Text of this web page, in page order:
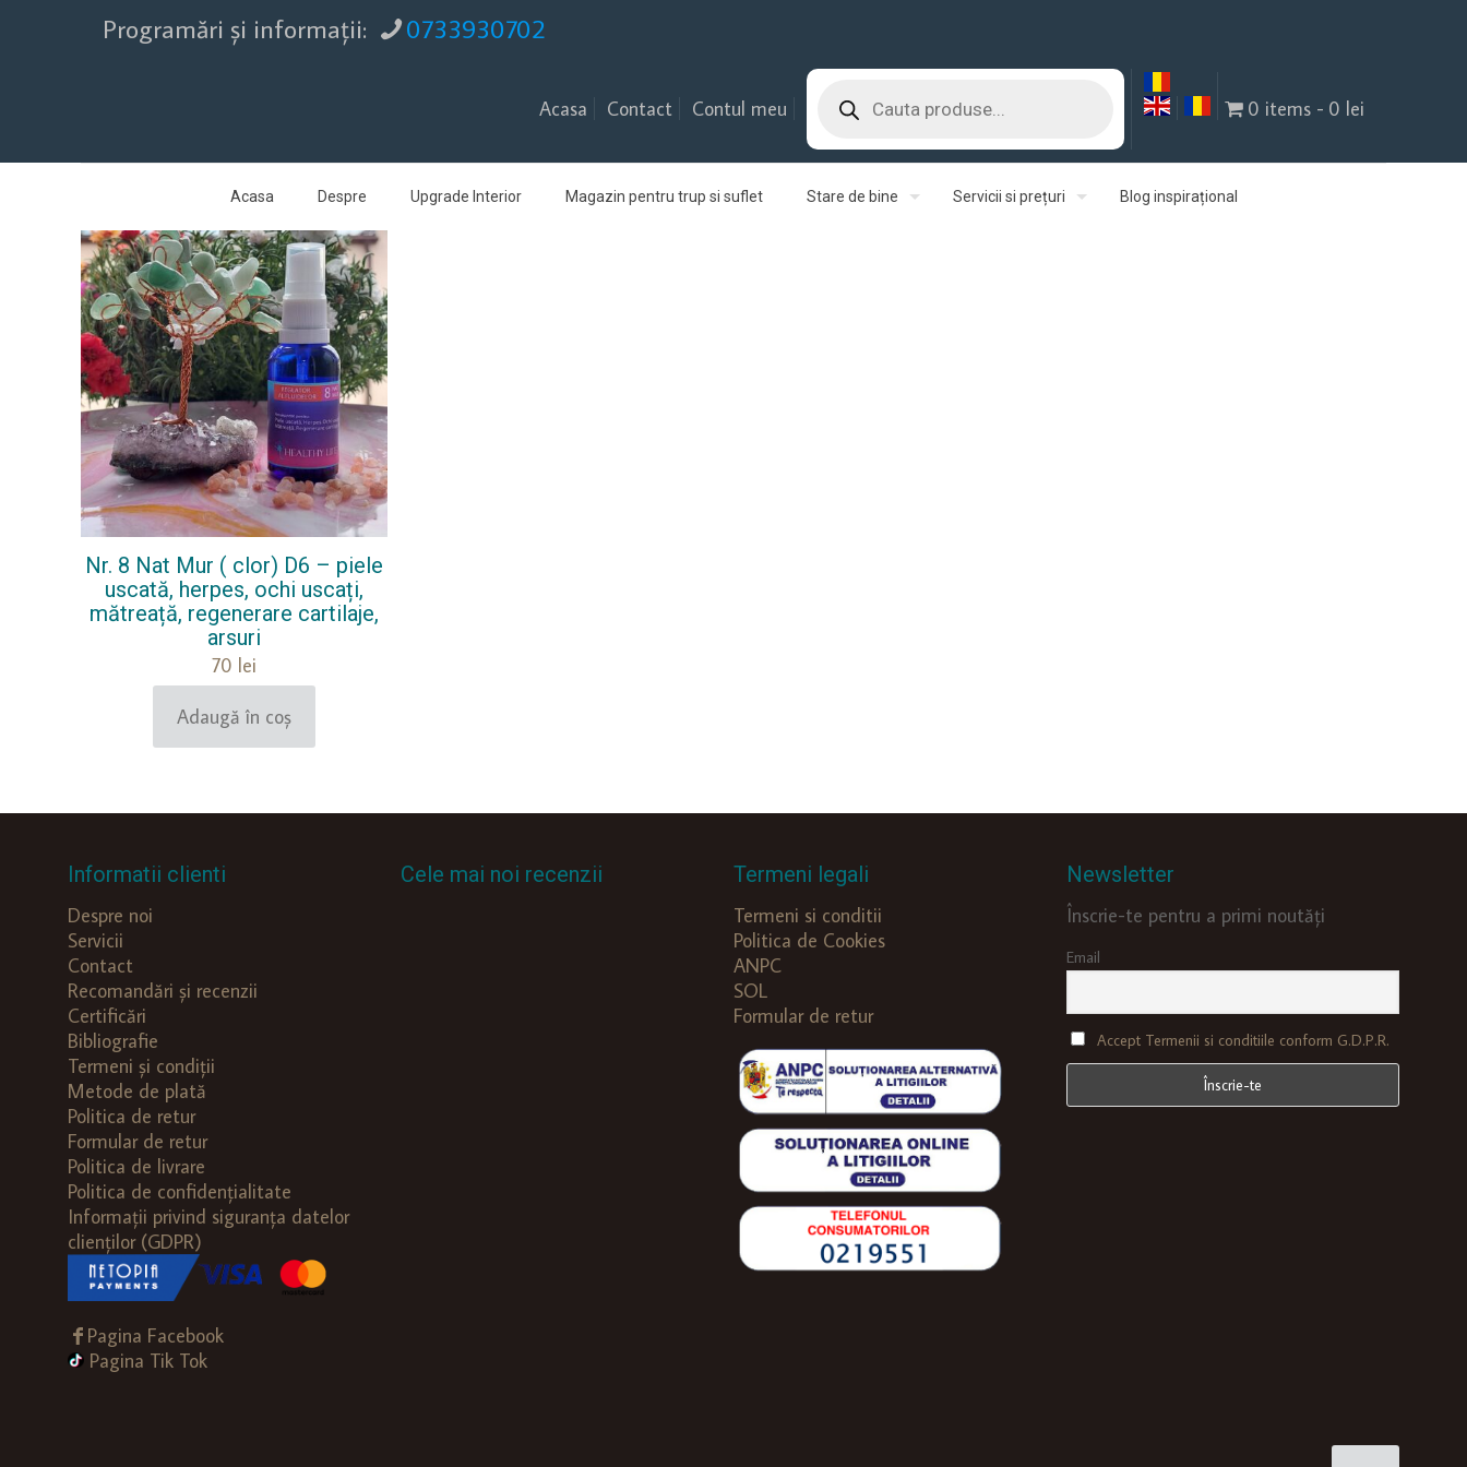
Programări şi informaţii: 0733930702
Acasa Contact Contul meu search 0 items 0 lei
Acasa Despre Upgrade Interior Magazin pentru trup si suflet Stare de bine Servicii si prețuri Blog inspirațional
Nr. 8 Nat Mur ( clor) D6 – piele
uscată, herpes, ochi uscați,
mătreață, regenerare cartilaje,
arsuri
70 lei
Adaugă în coș
Informatii clienti
Despre noi
Servicii
Contact
Recomandări și recenzii
Certificări
Bibliografie
Termeni și condiții
Metode de plată
Politica de retur
Formular de retur
Politica de livrare
Politica de confidențialitate
Informații privind siguranța datelor
clienților (GDPR)
Pagina Facebook
Pagina Tik Tok
Cele mai noi recenzii Termeni legali
Termeni si conditii
Politica de Cookies
ANPC
SOL
Formular de retur
Newsletter
Înscrie-te pentru a primi noutăți
Email
Accept Termenii si conditiile conform G.D.P.R.